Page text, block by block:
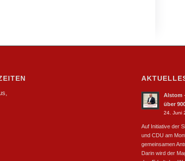
Alstom
über
24. Juni
Auf Initiative der
und CDU am
gemeinsamen
Darin wird der